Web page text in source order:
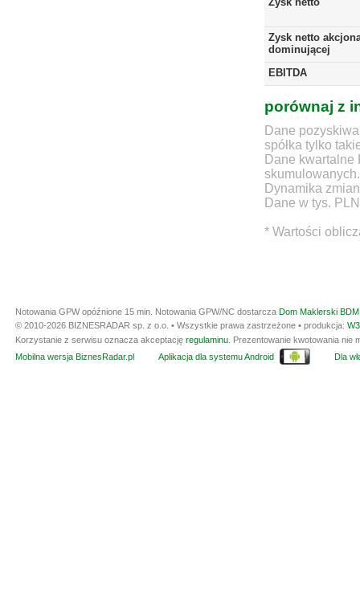
Zysk netto
dominującej
EBITDA
porównaj z
Dane
spółka tylko
Dane
skumulowanych.
Dynamika
Dane w tys. PLN
* Wartości
Notowania GPW opóźnione 15 min. Notowania GPW/NC dostarcza Dom Maklerski
© 2010-2026 BIZNESRADAR sp. z o.o. • Wszystkie prawa zastrzeżone • produkcja:
Korzystanie z serwisu oznacza akceptację regulaminu . Prezentowanie kwotowania
Mobilna wersja BiznesRadar.pl
Aplikacja dla systemu Android Dla